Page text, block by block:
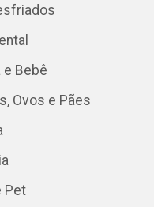
e Bebê
Ovos e Pães
Pet